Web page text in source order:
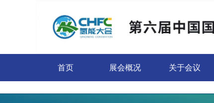
首页 展会概况 关于会议